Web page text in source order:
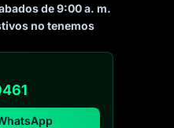
de 9:00 a. m.
no tenemos